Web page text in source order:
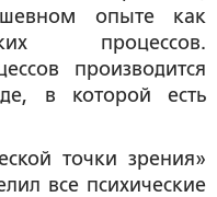
опыте как
процессов.
производится
в которой есть
точки зрения»
все психические